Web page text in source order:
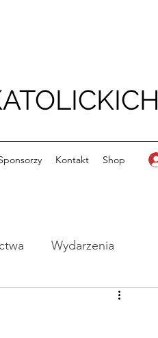
Kontakt Shop
Wydarzenia